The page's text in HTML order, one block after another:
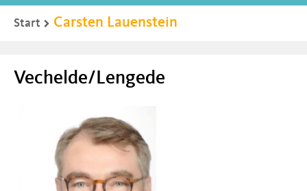
Start Carsten Lauenstein
Vechelde/Lengede